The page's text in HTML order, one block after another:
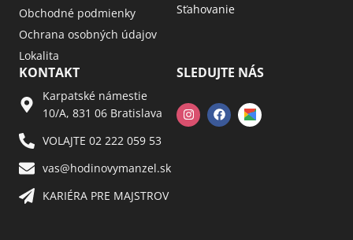
Obchodné podmienky
Ochrana osobných údajov
Lokalita
Sťahovanie
KONTAKT
Karpatské námestie
10/A, 831 06 Bratislava
VOLAJTE 02 222 059 53​
vas@hodinovymanzel.sk​
KARIÉRA PRE MAJSTROV​
SLEDUJTE NÁS